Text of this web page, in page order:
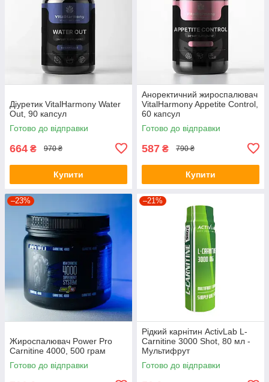
Діуретик VitalHarmony Water
Out, 90 капсул
Готово до відправки
664 ₴ 970 ₴
Купити
Аноректичний жироспалювач
VitalHarmony Appetite Control,
60 капсул
Готово до відправки
587 ₴ 790 ₴
Купити
–23%
Жироспалювач Power Pro
Carnitine 4000, 500 грам
Готово до відправки
–21%
Рідкий карнітин ActivLab L-
Carnitine 3000 Shot, 80 мл -
Мультифрут
Готово до відправки